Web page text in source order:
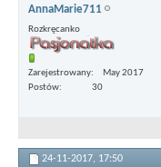
AnnaMarie711
Rozkręcanko
Zarejestrowany
May 2017
Postów
30
24-11-2017, 17:50